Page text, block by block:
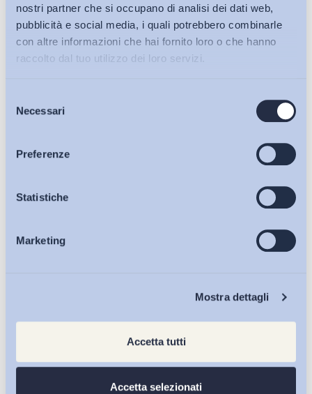
nostri partner che si occupano di analisi dei dati web,
pubblicità e social media, i quali potrebbero combinarle
con altre informazioni che hai fornito loro o che hanno
raccolto dal tuo utilizzo dei loro servizi.
delNecessari
Preferenze
Statistiche
Marketing
Mostra dettagli
Accetta tutti
Accetta selezionati
Bollettini ADAPT
Articoli
Osservatori
Eventi
Lavoro mediante piattaforma digitale: uno schema di
decreto carente sul...